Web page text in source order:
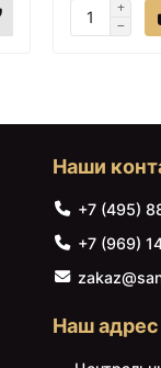
Наши
+7 (495)
+7 (969)
Наш адрес